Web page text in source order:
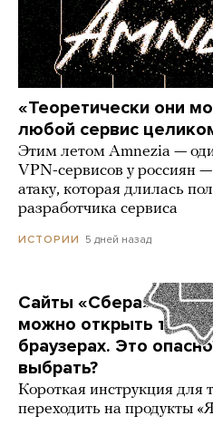
«Теоретически они
любой сервис
Этим летом Amnezia —
VPN-сервисов у россиян
атаку, которая длилась
разработчика сервиса
ИСТОРИИ 5 дней назад
Сайты «Сбера» и
можно открыть
браузерах. Это
выбрать?
Короткая инструкция для
переходить на продукты